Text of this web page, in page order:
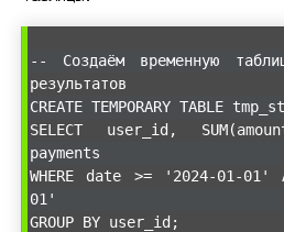
-- Создаём временную
результатов
CREATE TEMPORARY TABLE
SELECT user_id,
payments
WHERE date >= '2024-01-
01'
GROUP BY user_id;